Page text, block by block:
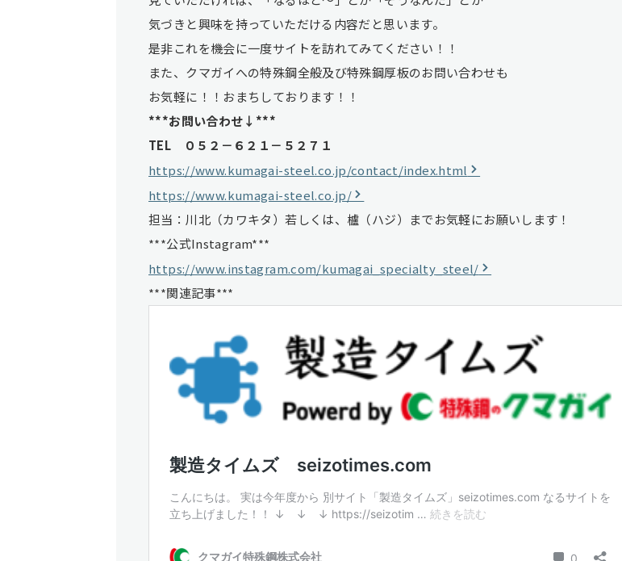
気づきと興味を持っていただける内容だと思います。
是非これを機会に一度サイトを訪れてみてください！！
また、クマガイへの特殊鋼全般及び特殊鋼厚板のお問い合わせも
お気軽に！！おまちしております！！
***お問い合わせ↓***
TEL ０５２－６２１－５２７１
https://www.kumagai-steel.co.jp/contact/index.html
https://www.kumagai-steel.co.jp/
担当：川北（カワキタ）若しくは、櫨（ハジ）までお気軽にお願いします！
***公式Instagram***
https://www.instagram.com/kumagai_specialty_steel/
***関連記事***